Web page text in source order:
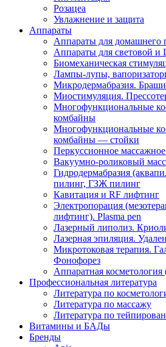
Розацеа
Увлажнение и защита
Аппараты
Аппараты для домашнего
Аппараты для световой и
Биомеханическая
Лампы-лупы,
Микродермабразия.
Миостимуляция.
Многофункциональные
комбайны
Многофункциональные
комбайны — стойки
Перкуссионное
Вакуумно-роликовый
Гидродермабразия
пилинг, ГЗЖ пилинг
Кавитация и RF лифтинг
Электропорация
лифтинг). Plasma pen
Лазерный липолиз.
Лазерная эпиляция.
Микротоковая терапия.
Фонофорез
Аппаратная косметология
Профессиональная литература
Литература по
Литература по массажу
Литература по
Витамины и БАДы
Бренды